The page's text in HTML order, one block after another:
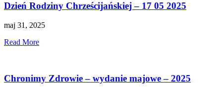
Dzień Rodziny Chrześcijańskiej – 17 05 2025
maj 31, 2025
Read More
Chronimy Zdrowie – wydanie majowe – 2025